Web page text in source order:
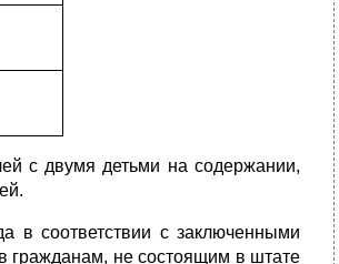
с двумя детьми на содержании,
в соответствии с заключенными
гражданам, не состоящим в штате